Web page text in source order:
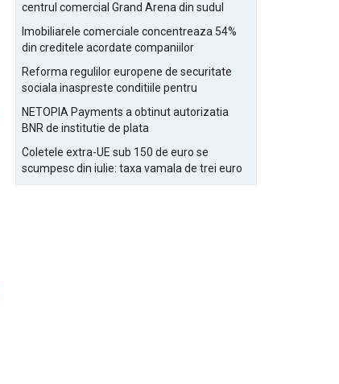
centrul comercial Grand Arena din sudul
Imobiliarele comerciale concentreaza 54%
din creditele acordate companiilor
Reforma regulilor europene de securitate
sociala inaspreste conditiile pentru
NETOPIA Payments a obtinut autorizatia
BNR de institutie de plata
Coletele extra-UE sub 150 de euro se
scumpesc din iulie: taxa vamala de trei euro
pe articol, adaugata la taxa logistica